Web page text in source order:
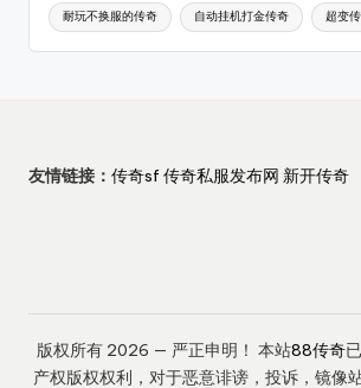
耐玩不换服的传奇 自动挂机打金传奇 超变
友情链接： 传奇sf 传奇私服发布网 新开传奇
版权所有 2026 — 严正申明！ 本站88传奇
产权版权权利，对于恶意诽谤，投诉，镜像